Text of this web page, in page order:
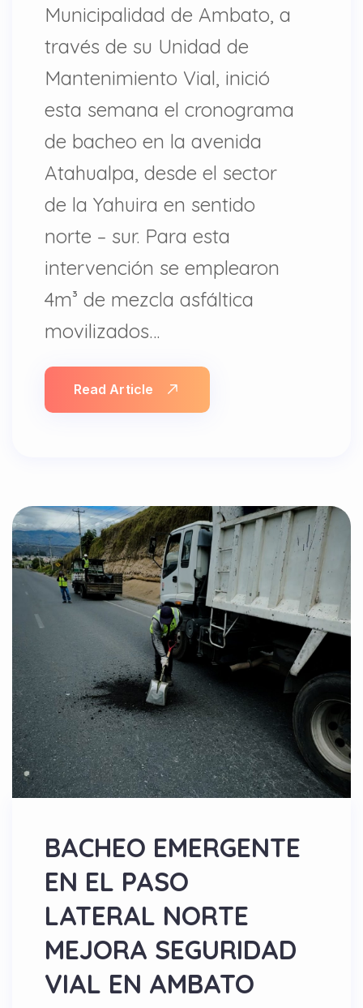
Municipalidad de Ambato, a
través de su Unidad de
Mantenimiento Vial, inició
esta semana el cronograma
de bacheo en la avenida
Atahualpa, desde el sector
de la Yahuira en sentido
norte – sur. Para esta
intervención se emplearon
4m³ de mezcla asfáltica
movilizados…
Read Article
BACHEO EMERGENTE
EN EL PASO
LATERAL NORTE
MEJORA SEGURIDAD
VIAL EN AMBATO